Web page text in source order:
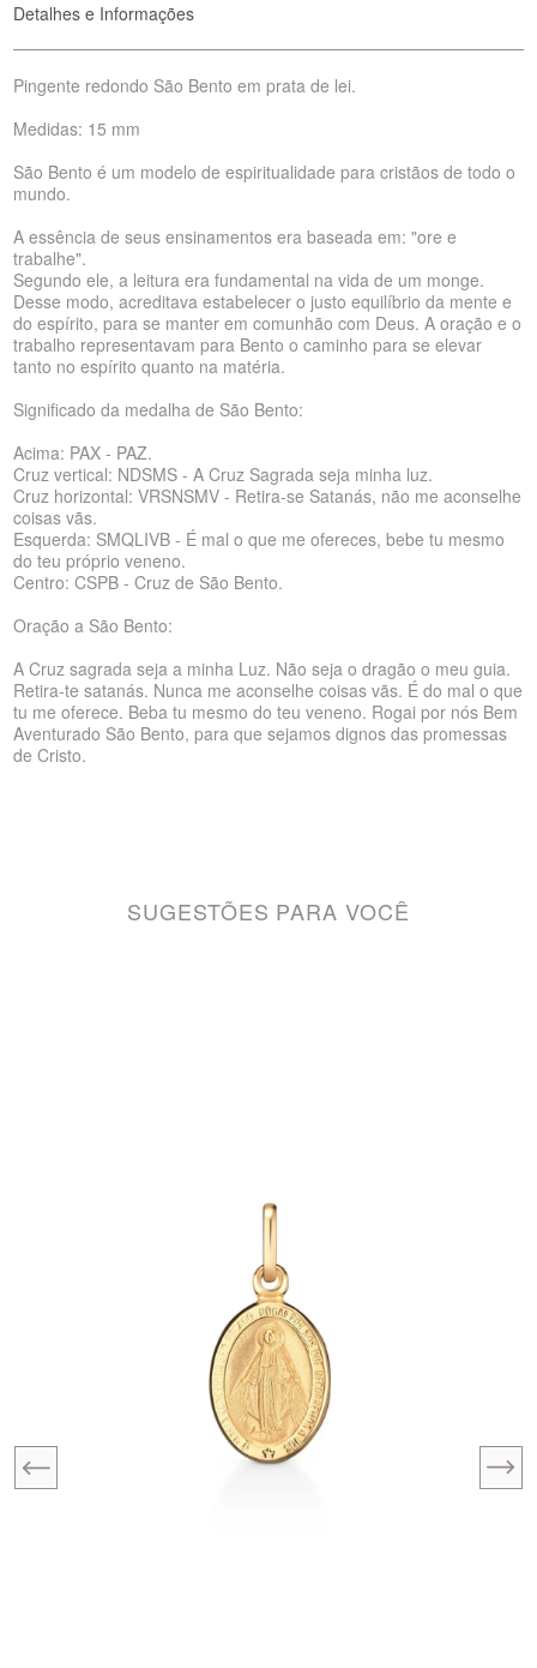
Detalhes e Informações
Pingente redondo São Bento em prata de lei.
Medidas: 15 mm
São Bento é um modelo de espiritualidade para cristãos de todo o
mundo.
A essência de seus ensinamentos era baseada em: "ore e
trabalhe".
Segundo ele, a leitura era fundamental na vida de um monge.
Desse modo, acreditava estabelecer o justo equilíbrio da mente e
do espírito, para se manter em comunhão com Deus. A oração e o
trabalho representavam para Bento o caminho para se elevar
tanto no espírito quanto na matéria.
Significado da medalha de São Bento:
Acima: PAX - PAZ.
Cruz vertical: NDSMS - A Cruz Sagrada seja minha luz.
Cruz horizontal: VRSNSMV - Retira-se Satanás, não me aconselhe
coisas vãs.
Esquerda: SMQLIVB - É mal o que me ofereces, bebe tu mesmo
do teu próprio veneno.
Centro: CSPB - Cruz de São Bento.
Oração a São Bento:
A Cruz sagrada seja a minha Luz. Não seja o dragão o meu guia.
Retira-te satanás. Nunca me aconselhe coisas vãs. É do mal o que
tu me oferece. Beba tu mesmo do teu veneno. Rogai por nós Bem
Aventurado São Bento, para que sejamos dignos das promessas
de Cristo.
SUGESTÕES PARA VOCÊ